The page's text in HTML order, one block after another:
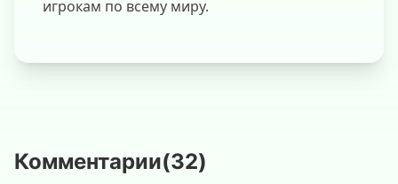
игрокам по всему миру.
Комментарии(32)